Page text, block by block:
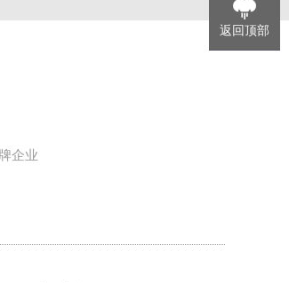
企业
返回顶部